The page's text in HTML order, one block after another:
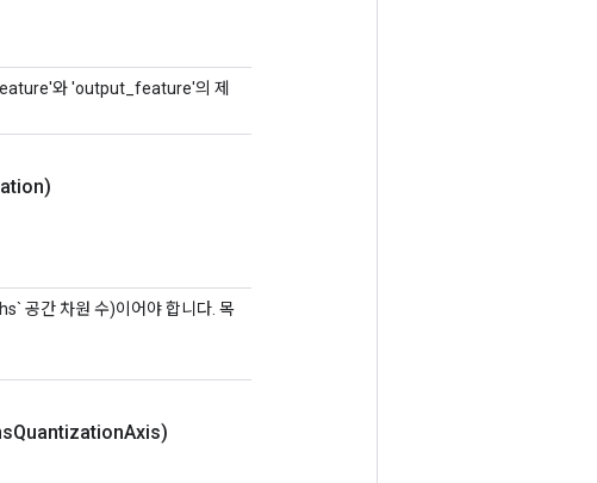
와 'output_feature'의 제
공간 차원 수)이어야 합니다. 목
QuantizationAxis)